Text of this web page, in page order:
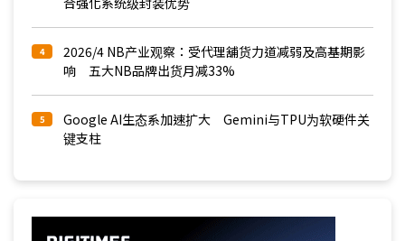
4
2026/4 NB产业观察：受代理舖货力道减弱及高基期影
响 五大NB品牌出货月减33%
5
Google AI生态系加速扩大 Gemini与TPU为软硬件关
键支柱